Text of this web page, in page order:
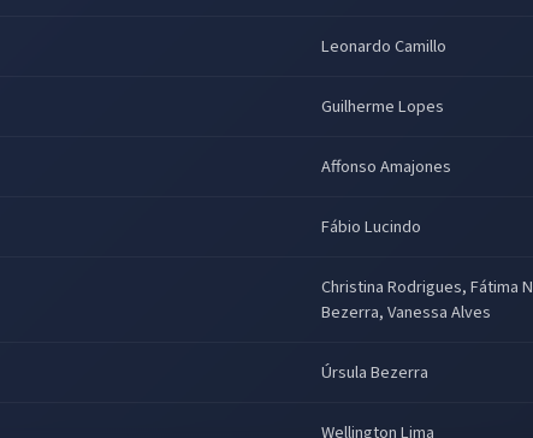
Leonardo Camillo
Guilherme Lopes
Affonso Amajones
Fábio Lucindo
Christina Rodrigues, Fátima
Bezerra, Vanessa Alves
Úrsula Bezerra
Wellington Lima